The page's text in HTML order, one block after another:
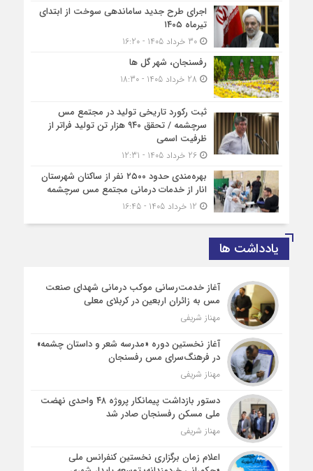
اجرای طرح جدید ساماندهی سوخت از ابتدای
تیرماه ۱۴۰۵
30 خرداد 1405 - 16:20
رفسنجان، شهر گل ها
ثبت رکورد تاریخی تولید در مجتمع مس
سرچشمه / تحقق ۹۴۰ هزار تن تولید فراتر از
ظرفیت اسمی
26 خرداد 1405 - 12:31
بهره‌مندی حدود ۲۵۰۰‌ نفر از ساکنان شهرستان
انار از خدمات درمانی مجتمع مس سرچشمه
یادداشت ها
آغاز خدمت‌رسانی موکب درمانی شهدای صنعت
مس به زائران اربعین در کربلای معلی
مهناز شریفی
آغاز نخستین دوره «مدرسه شعر و داستان چشمه»
در فرهنگ‌سرای مس رفسنجان
مهناز شریفی
دستور بازداشت پیمانکار پروژه ۴۸ واحدی نهضت
ملی مسکن رفسنجان صادر شد
مهناز شریفی
اعلام زمان برگزاری نخستین کنفرانس ملی